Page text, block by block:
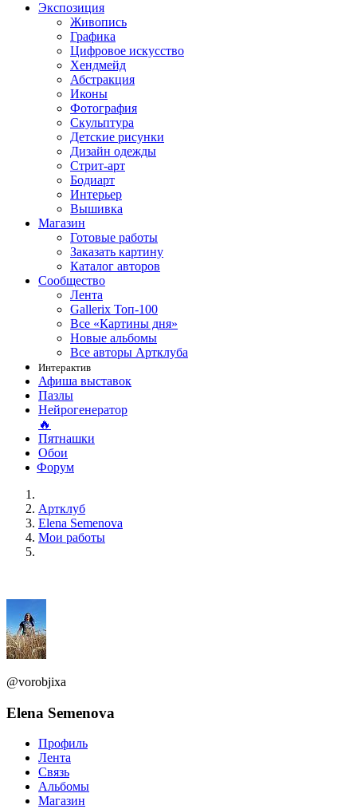
Экспозиция
Живопись
Графика
Цифровое искусство
Хендмейд
Абстракция
Иконы
Фотография
Скульптура
Детские рисунки
Дизайн одежды
Стрит-арт
Бодиарт
Интерьер
Вышивка
Магазин
Готовые работы
Заказать картину
Каталог авторов
Сообщество
Лента
Gallerix Топ-100
Все «Картины дня»
Новые альбомы
Все авторы Артклуба
Интерактив
Афиша выставок
Пазлы
Нейрогенератор
🔥
Пятнашки
Обои
Форум
Артклуб
Elena Semenova
Мои работы
@vorobjixa
Elena Semenova
Профиль
Лента
Связь
Альбомы
Магазин